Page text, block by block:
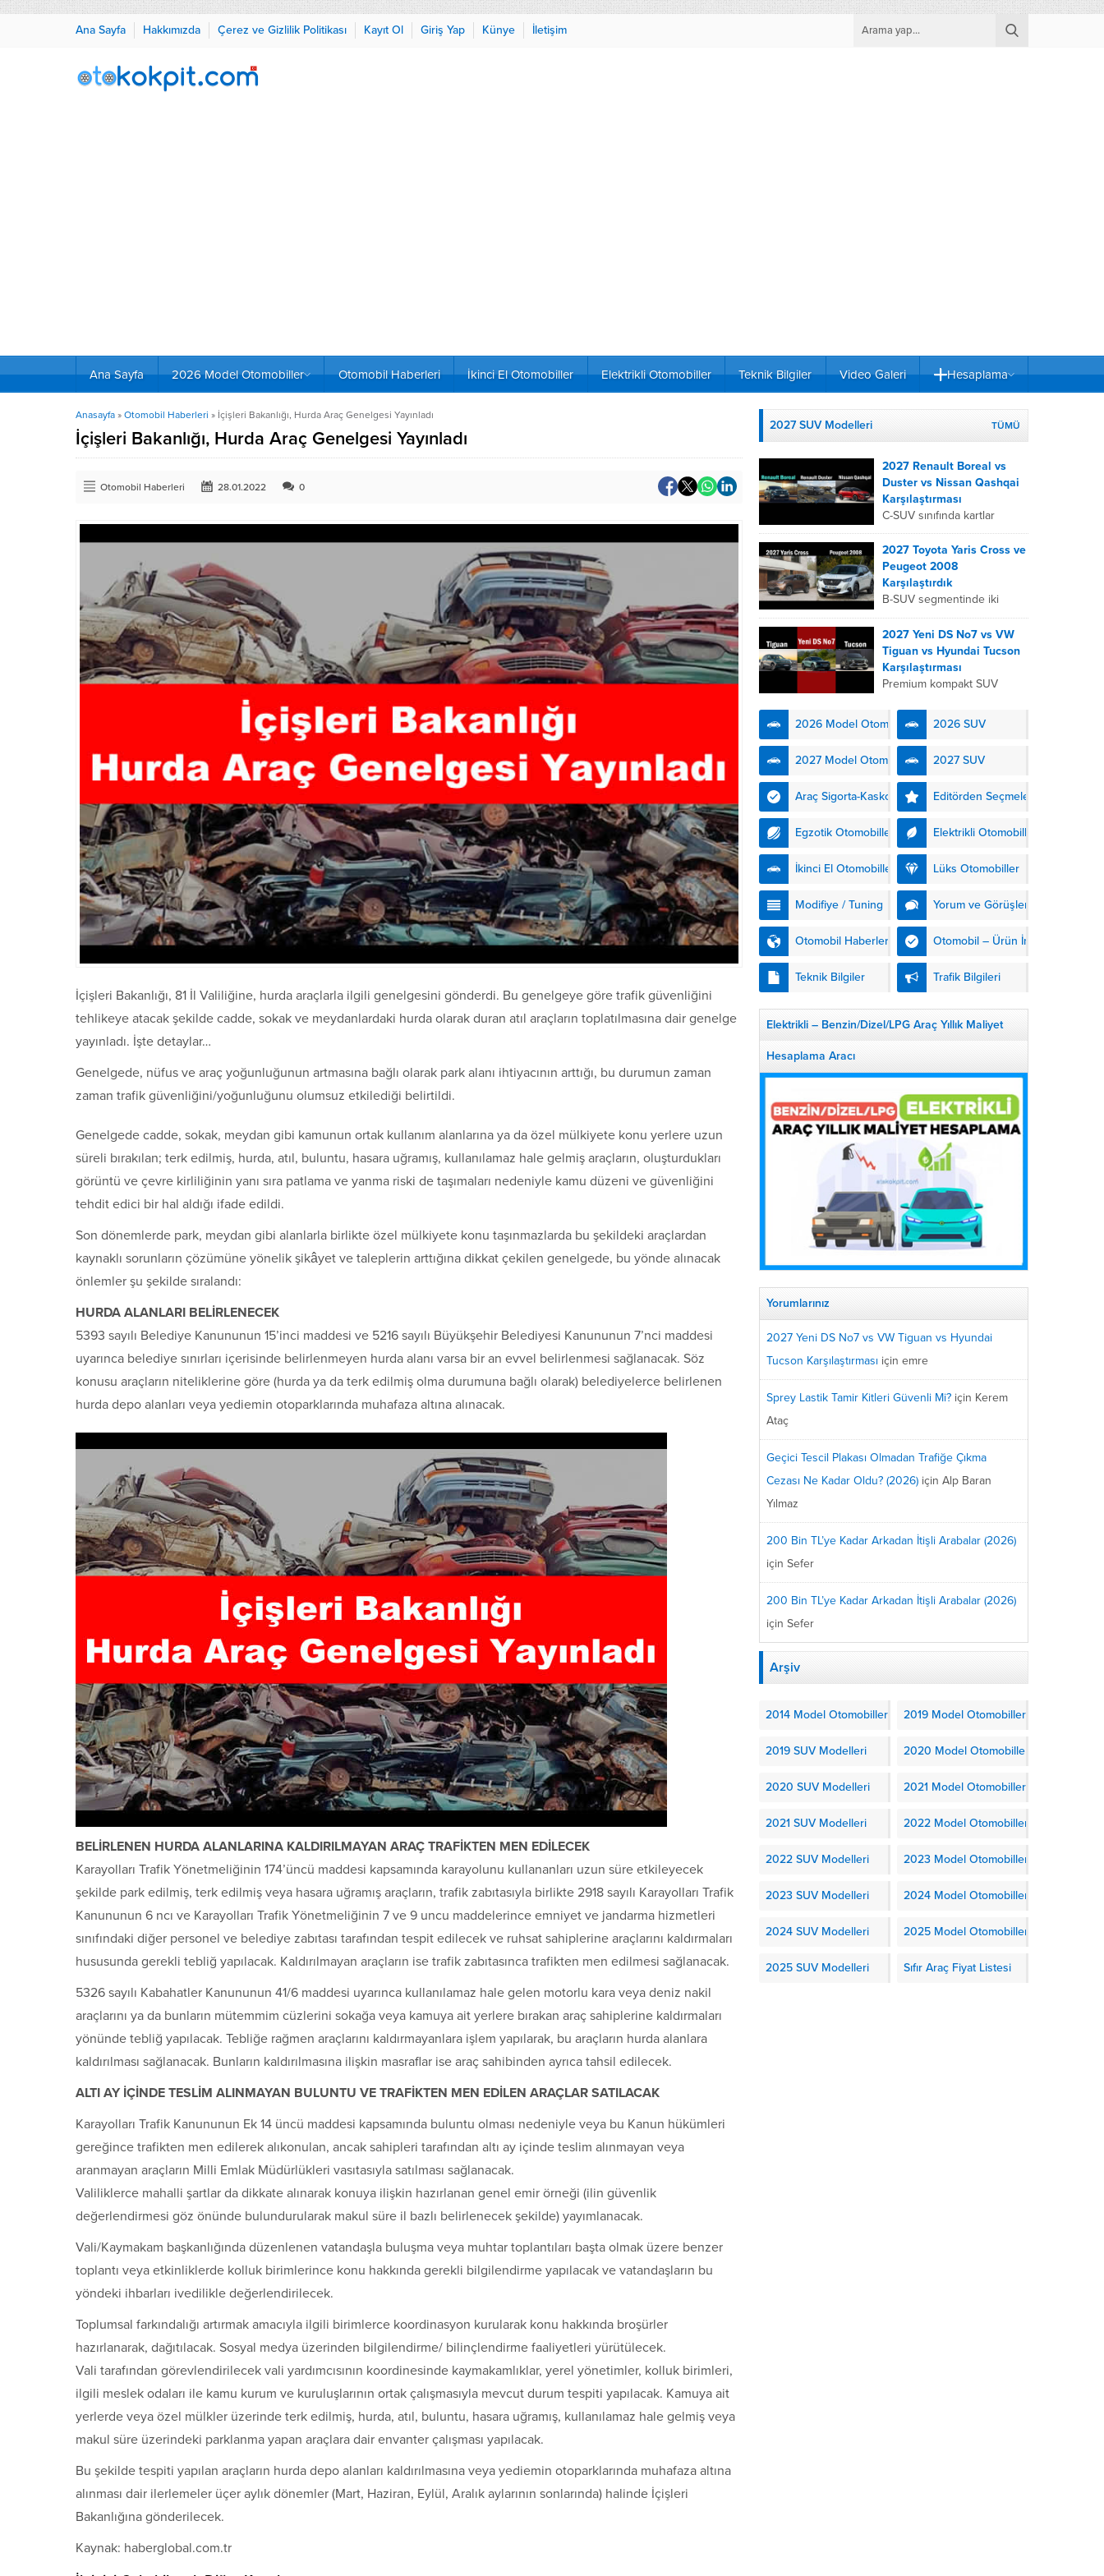
Ana Sayfa Hakkımızda Çerez ve Gizlilik Politikası Kayıt Ol Giriş Yap Künye İletişim
Ana Sayfa 2026 Model Otomobiller Otomobil Haberleri İkinci El Otomobiller Elektrikli Otomobiller Teknik Bilgiler Video Galeri Hesaplama
Anasayfa » Otomobil Haberleri » İçişleri Bakanlığı, Hurda Araç Genelgesi Yayınladı
İçişleri Bakanlığı, Hurda Araç Genelgesi Yayınladı
Otomobil Haberleri 28.01.2022 0
İçişleri Bakanlığı, 81 İl Valiliğine, hurda araçlarla ilgili genelgesini gönderdi. Bu genelgeye göre trafik güvenliğini
tehlikeye atacak şekilde cadde, sokak ve meydanlardaki hurda olarak duran atıl araçların toplatılmasına dair genelge
yayınladı. İşte detaylar…
Genelgede, nüfus ve araç yoğunluğunun artmasına bağlı olarak park alanı ihtiyacının arttığı, bu durumun zaman
zaman trafik güvenliğini/yoğunluğunu olumsuz etkilediği belirtildi.
Genelgede cadde, sokak, meydan gibi kamunun ortak kullanım alanlarına ya da özel mülkiyete konu yerlere uzun
süreli bırakılan; terk edilmiş, hurda, atıl, buluntu, hasara uğramış, kullanılamaz hale gelmiş araçların, oluşturdukları
görüntü ve çevre kirliliğinin yanı sıra patlama ve yanma riski de taşımaları nedeniyle kamu düzeni ve güvenliğini
tehdit edici bir hal aldığı ifade edildi.
Son dönemlerde park, meydan gibi alanlarla birlikte özel mülkiyete konu taşınmazlarda bu şekildeki araçlardan
kaynaklı sorunların çözümüne yönelik şikâyet ve taleplerin arttığına dikkat çekilen genelgede, bu yönde alınacak
önlemler şu şekilde sıralandı:
HURDA ALANLARI BELİRLENECEK
5393 sayılı Belediye Kanununun 15’inci maddesi ve 5216 sayılı Büyükşehir Belediyesi Kanununun 7’nci maddesi
uyarınca belediye sınırları içerisinde belirlenmeyen hurda alanı varsa bir an evvel belirlenmesi sağlanacak. Söz
konusu araçların niteliklerine göre (hurda ya da terk edilmiş olma durumuna bağlı olarak) belediyelerce belirlenen
hurda depo alanları veya yediemin otoparklarında muhafaza altına alınacak.
BELİRLENEN HURDA ALANLARINA KALDIRILMAYAN ARAÇ TRAFİKTEN MEN EDİLECEK
Karayolları Trafik Yönetmeliğinin 174’üncü maddesi kapsamında karayolunu kullananları uzun süre etkileyecek
şekilde park edilmiş, terk edilmiş veya hasara uğramış araçların, trafik zabıtasıyla birlikte 2918 sayılı Karayolları Trafik
Kanununun 6 ncı ve Karayolları Trafik Yönetmeliğinin 7 ve 9 uncu maddelerince emniyet ve jandarma hizmetleri
sınıfındaki diğer personel ve belediye zabıtası tarafından tespit edilecek ve ruhsat sahiplerine araçlarını kaldırmaları
hususunda gerekli tebliğ yapılacak. Kaldırılmayan araçların ise trafik zabıtasınca trafikten men edilmesi sağlanacak.
5326 sayılı Kabahatler Kanununun 41/6 maddesi uyarınca kullanılamaz hale gelen motorlu kara veya deniz nakil
araçlarını ya da bunların mütemmim cüzlerini sokağa veya kamuya ait yerlere bırakan araç sahiplerine kaldırmaları
yönünde tebliğ yapılacak. Tebliğe rağmen araçlarını kaldırmayanlara işlem yapılarak, bu araçların hurda alanlara
kaldırılması sağlanacak. Bunların kaldırılmasına ilişkin masraflar ise araç sahibinden ayrıca tahsil edilecek.
ALTI AY İÇİNDE TESLİM ALINMAYAN BULUNTU VE TRAFİKTEN MEN EDİLEN ARAÇLAR SATILACAK
Karayolları Trafik Kanununun Ek 14 üncü maddesi kapsamında buluntu olması nedeniyle veya bu Kanun hükümleri
gereğince trafikten men edilerek alıkonulan, ancak sahipleri tarafından altı ay içinde teslim alınmayan veya
aranmayan araçların Milli Emlak Müdürlükleri vasıtasıyla satılması sağlanacak.
Valiliklerce mahalli şartlar da dikkate alınarak konuya ilişkin hazırlanan genel emir örneği (ilin güvenlik
değerlendirmesi göz önünde bulundurularak makul süre il bazlı belirlenecek şekilde) yayımlanacak.
Vali/Kaymakam başkanlığında düzenlenen vatandaşla buluşma veya muhtar toplantıları başta olmak üzere benzer
toplantı veya etkinliklerde kolluk birimlerince konu hakkında gerekli bilgilendirme yapılacak ve vatandaşların bu
yöndeki ihbarları ivedilikle değerlendirilecek.
Toplumsal farkındalığı artırmak amacıyla ilgili birimlerce koordinasyon kurularak konu hakkında broşürler
hazırlanarak, dağıtılacak. Sosyal medya üzerinden bilgilendirme/ bilinçlendirme faaliyetleri yürütülecek.
Vali tarafından görevlendirilecek vali yardımcısının koordinesinde kaymakamlıklar, yerel yönetimler, kolluk birimleri,
ilgili meslek odaları ile kamu kurum ve kuruluşlarının ortak çalışmasıyla mevcut durum tespiti yapılacak. Kamuya ait
yerlerde veya özel mülkler üzerinde terk edilmiş, hurda, atıl, buluntu, hasara uğramış, kullanılamaz hale gelmiş veya
makul süre üzerindeki parklanma yapan araçlara dair envanter çalışması yapılacak.
Bu şekilde tespiti yapılan araçların hurda depo alanları kaldırılmasına veya yediemin otoparklarında muhafaza altına
alınması dair ilerlemeler üçer aylık dönemler (Mart, Haziran, Eylül, Aralık aylarının sonlarında) halinde İçişleri
Bakanlığına gönderilecek.
Kaynak: haberglobal.com.tr
2027 SUV Modelleri TÜMÜ
2027 Renault Boreal vs
Duster vs Nissan Qashqai
Karşılaştırması
C-SUV sınıfında kartlar
yeniden dağıtıldı. 2027
Renault Boreal, Renault
Duster ve Nissan Qashqai;
her biri farklı bir sürüş
deneyimi, motor...
2027 Toyota Yaris Cross ve
Peugeot 2008
Karşılaştırdık
B-SUV segmentinde iki
önemli oyuncu olan 2027
Toyota Yaris
Cross ve Peugeot 2008,
farklı mühendislik
felsefeleriyle kullanıcıların
hibrit teknolojisindeki
uzmanlığını...
2027 Yeni DS No7 vs VW
Tiguan vs Hyundai Tucson
Karşılaştırması
Premium kompakt SUV
isteyen 2027 DS No7,
kendinden şarjlı hibrit
teknolojisiyle buluşturuyor.
DS Automobiles’in yeni...
2026 Model Otomobiller 2026 SUV
2027 Model Otomobiller 2027 SUV
Araç Sigorta-Kasko Editörden Seçmeler
Egzotik Otomobiller Elektrikli Otomobiller
İkinci El Otomobiller Lüks Otomobiller
Modifiye / Tuning Yorum ve Görüşler
Otomobil Haberleri Otomobil – Ürün İnceleme
Teknik Bilgiler Trafik Bilgileri
Elektrikli – Benzin/Dizel/LPG Araç Yıllık Maliyet
Hesaplama Aracı
Yorumlarınız
2027 Yeni DS No7 vs VW Tiguan vs Hyundai
Tucson Karşılaştırması için emre
Sprey Lastik Tamir Kitleri Güvenli Mi? için Kerem
Ataç
Geçici Tescil Plakası Olmadan Trafiğe Çıkma
Cezası Ne Kadar Oldu? (2026) için Alp Baran
Yılmaz
200 Bin TL’ye Kadar Arkadan İtişli Arabalar (2026)
için Sefer
200 Bin TL’ye Kadar Arkadan İtişli Arabalar (2026)
için Sefer
Arşiv
2014 Model Otomobiller 2019 Model Otomobiller
2019 SUV Modelleri 2020 Model Otomobiller
2020 SUV Modelleri 2021 Model Otomobiller
2021 SUV Modelleri 2022 Model Otomobiller
2022 SUV Modelleri 2023 Model Otomobiller
2023 SUV Modelleri 2024 Model Otomobiller
2024 SUV Modelleri 2025 Model Otomobiller
2025 SUV Modelleri Sıfır Araç Fiyat Listesi